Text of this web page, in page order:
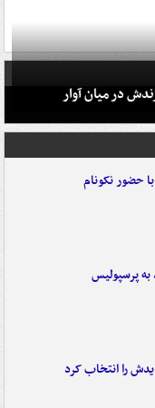
در میان آوار
حضور نکونام
پرسپولیس
را انتخاب کرد